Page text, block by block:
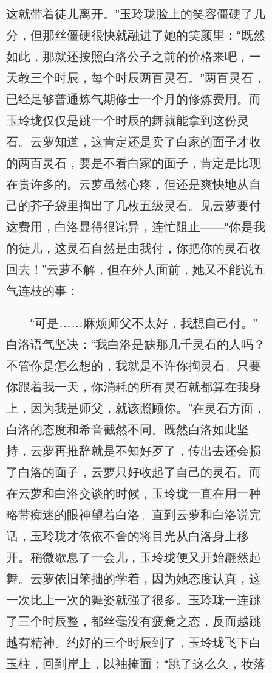
这就带着徒儿离开。”玉玲珑脸上的笑容僵硬了几
分，但那丝僵硬很快就融进了她的笑颜里：“既然
如此，那就还按照白洛公子之前的价格来吧，一
天教三个时辰，每个时辰两百灵石。”两百灵石，
已经足够普通炼气期修士一个月的修炼费用。而
玉玲珑仅仅是跳一个时辰的舞就能拿到这份灵
石。云萝知道，这肯定还是卖了白家的面子才收
的两百灵石，要是不看白家的面子，肯定是比现
在贵许多的。云萝虽然心疼，但还是爽快地从自
己的芥子袋里掏出了几枚五级灵石。见云萝要付
这费用，白洛显得很诧异，连忙阻止——“你是我
的徒儿，这灵石自然是由我付，你把你的灵石收
回去！”云萝不解，但在外人面前，她又不能说五
气连枝的事：
“可是……麻烦师父不太好，我想自己付。”
白洛语气坚决：“我白洛是缺那几千灵石的人吗？
不管你是怎么想的，我就是不许你掏灵石。只要
你跟着我一天，你消耗的所有灵石就都算在我身
上，因为我是师父，就该照顾你。”在灵石方面，
白洛的态度和希音截然不同。既然白洛如此坚
持，云萝再推辞就是不知好歹了，传出去还会损
了白洛的面子，云萝只好收起了自己的灵石。而
在云萝和白洛交谈的时候，玉玲珑一直在用一种
略带痴迷的眼神望着白洛。直到云萝和白洛说完
话，玉玲珑才依依不舍的将目光从白洛身上移
开。稍微歇息了一会儿，玉玲珑便又开始翩然起
舞。云萝依旧笨拙的学着，因为她态度认真，这
一次比上一次的舞姿就强了很多。玉玲珑一连跳
了三个时辰整，都丝毫没有疲惫之态，反而越跳
越有精神。约好的三个时辰到了，玉玲珑飞下白
玉柱，回到岸上，以袖掩面：“跳了这么久，妆落